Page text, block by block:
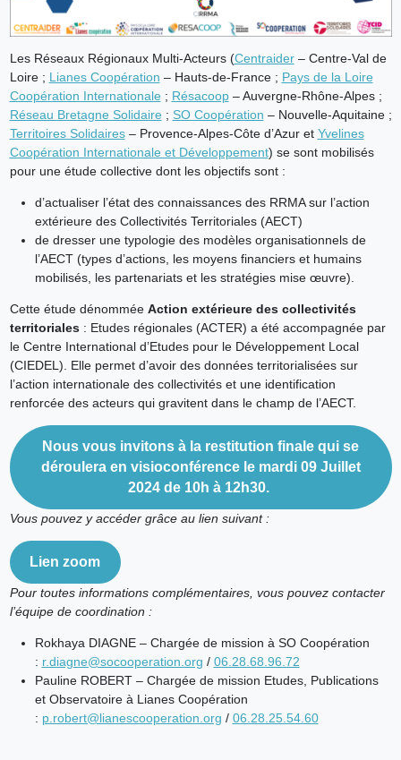
Les Réseaux Régionaux Multi-Acteurs (Centraider– Centre-Val de
Loire ; Lianes Coopération – Hauts-de-France ; Pays de la Loire
Coopération Internationale; Résacoop– Auvergne-Rhône-Alpes ;
Réseau Bretagne Solidaire; SO Coopération – Nouvelle-Aquitaine ;
Territoires Solidaires– Provence-Alpes-Côte d’Azur et Yvelines
Coopération Internationale et Développement) se sont mobilisés
pour une étude collective dont les objectifs sont :
d’actualiser l’état des connaissances des RRMA sur l’action
extérieure des Collectivités Territoriales (AECT)
de dresser une typologie des modèles organisationnels de
l’AECT (types d’actions, les moyens financiers et humains
mobilisés, les partenariats et les stratégies mise œuvre).
Cette étude dénommée Action extérieure des collectivités
territoriales: Etudes régionales (ACTER) a été accompagnée par
le Centre International d’Etudes pour le Développement Local
(CIEDEL). Elle permet d’avoir des données territorialisées sur
l’action internationale des collectivités et une identification
renforcée des acteurs qui gravitent dans le champ de l’AECT.
Nous vous invitons à la restitution finale qui se
déroulera en visioconférence le mardi 09 Juillet
2024 de 10h à 12h30.
Vous pouvez y accéder grâce au lien suivant :
Lien zoom
Pour toutes informations complémentaires, vous pouvez contacter
l’équipe de coordination :
Rokhaya DIAGNE – Chargée de mission à SO Coopération
: r.diagne@socooperation.org / 06.28.68.96.72
Pauline ROBERT – Chargée de mission Etudes, Publications
et Observatoire à Lianes Coopération
: p.robert@lianescooperation.org / 06.28.25.54.60